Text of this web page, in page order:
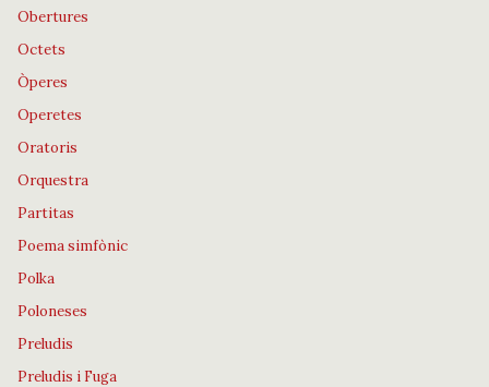
Obertures
Octets
Òperes
Operetes
Oratoris
Orquestra
Partitas
Poema simfònic
Polka
Poloneses
Preludis
Preludis i Fuga